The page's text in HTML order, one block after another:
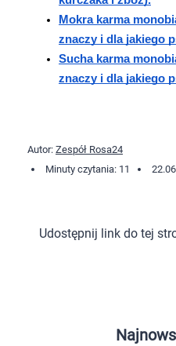
Mokra karma
znaczy i dla jakiego
Sucha karma
znaczy i dla jakiego
Autor: Zespół Rosa24
Minuty czytania: 11
Udostępnij link do tej